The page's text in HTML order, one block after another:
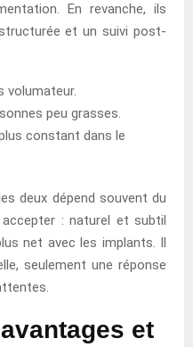
En revanche, ils
et un suivi post-
volumateur.
peu grasses.
constant dans le
deux dépend souvent du
: naturel et subtil
net avec les implants. Il
seulement une réponse
et